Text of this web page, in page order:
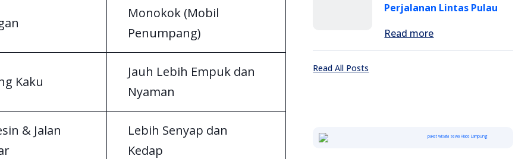
Monokok (Mobil
Penumpang)
Kaku
Jauh Lebih Empuk dan
Nyaman
& Jalan
Lebih Senyap dan
Kedap
Perjalanan Lintas Pulau
Read more
Read All Posts